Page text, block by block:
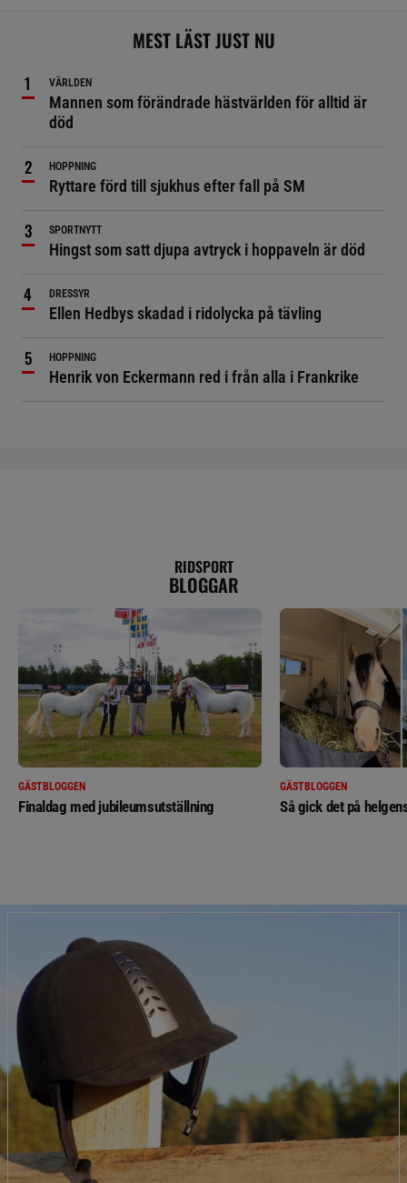
MEST LÄST JUST NU
VÄRLDEN
Mannen som förändrade hästvärlden för alltid är
död
HOPPNING
Ryttare förd till sjukhus efter fall på SM
SPORTNYTT
Hingst som satt djupa avtryck i hoppaveln är död
DRESSYR
Ellen Hedbys skadad i ridolycka på tävling
HOPPNING
Henrik von Eckermann red i från alla i Frankrike
RIDSPORT
BLOGGAR
GÄSTBLOGGEN
Finaldag med jubileumsutställning
GÄSTBLOGGEN
Så gick det på